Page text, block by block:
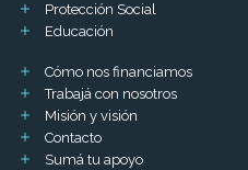
Protección Social
Educación
Cómo nos financiamos
Trabajá con nosotros
Misión y visión
Contacto
Sumá tu apoyo